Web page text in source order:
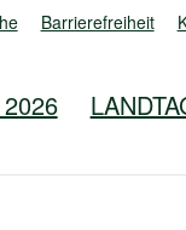
Barrierefreiheit